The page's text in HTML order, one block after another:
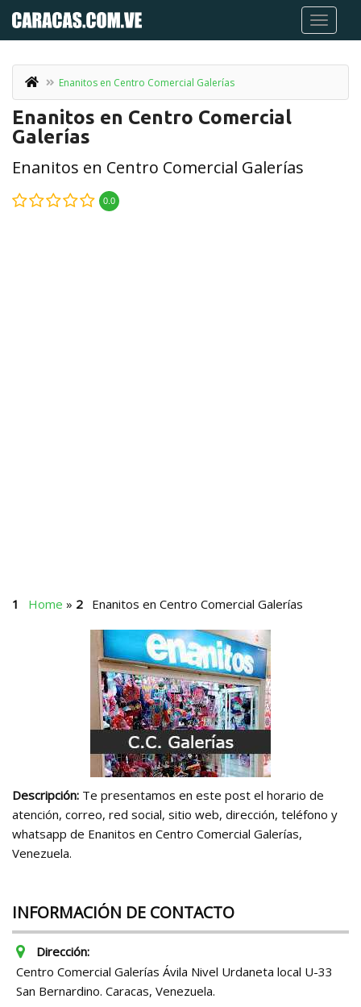
Enanitos en Centro Comercial Galerías
Enanitos en Centro Comercial
Galerías
Enanitos en Centro Comercial Galerías
0.0
Home » Enanitos en Centro Comercial Galerías
Descripción: Te presentamos en este post el horario de
atención, correo, red social, sitio web, dirección, teléfono y
whatsapp de Enanitos en Centro Comercial Galerías,
Venezuela.
INFORMACIÓN DE CONTACTO
Dirección:
Centro Comercial Galerías Ávila Nivel Urdaneta local U-33
San Bernardino. Caracas, Venezuela.